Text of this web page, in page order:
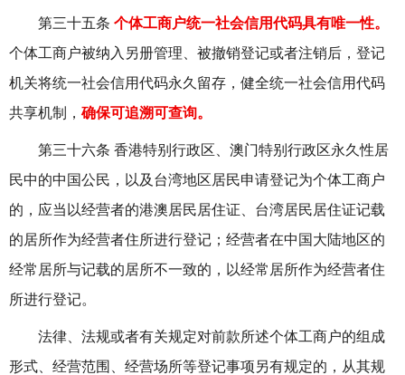
第三十五条 个体工商户统一社会信用代码具有唯一性。
个体工商户被纳入另册管理、被撤销登记或者注销后，登记
机关将统一社会信用代码永久留存，健全统一社会信用代码
共享机制， 确保可追溯可查询。
第三十六条 香港特别行政区、澳门特别行政区永久性居
民中的中国公民，以及台湾地区居民申请登记为个体工商户
的，应当以经营者的港澳居民居住证、台湾居民居住证记载
的居所作为经营者住所进行登记；经营者在中国大陆地区的
经常居所与记载的居所不一致的，以经常居所作为经营者住
所进行登记。
法律、法规或者有关规定对前款所述个体工商户的组成
形式、经营范围、经营场所等登记事项另有规定的，从其规